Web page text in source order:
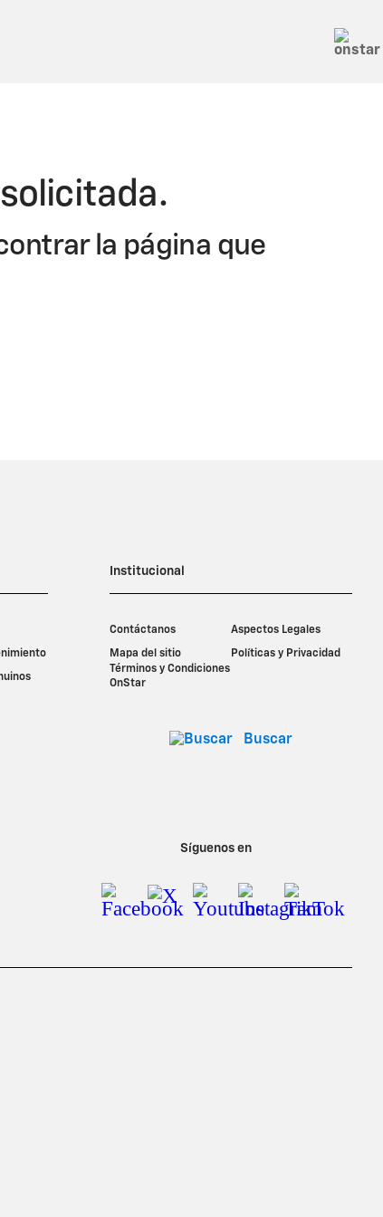
la página que